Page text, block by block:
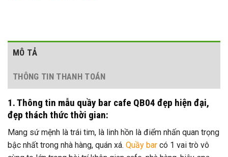
MÔ TẢ
THÔNG TIN THANH TOÁN
1. Thông tin mẫu quầy bar cafe QB04 đẹp hiện đại,
đẹp thách thức thời gian:
Mang sứ mệnh là trái tim, là linh hồn là điểm nhấn quan trọng
bậc nhất trong nhà hàng, quán xá. Quầy bar có 1 vai trò vô